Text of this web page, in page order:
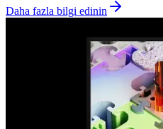
Daha fazla bilgi edinin